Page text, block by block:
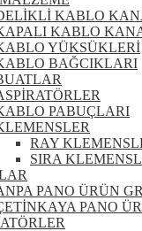
KABLO
KABLO
YÜKSÜKLERİ
BAĞCIKLARI
PABUÇLARI
RAY
SIRA
PANO ÜRÜN
PANO